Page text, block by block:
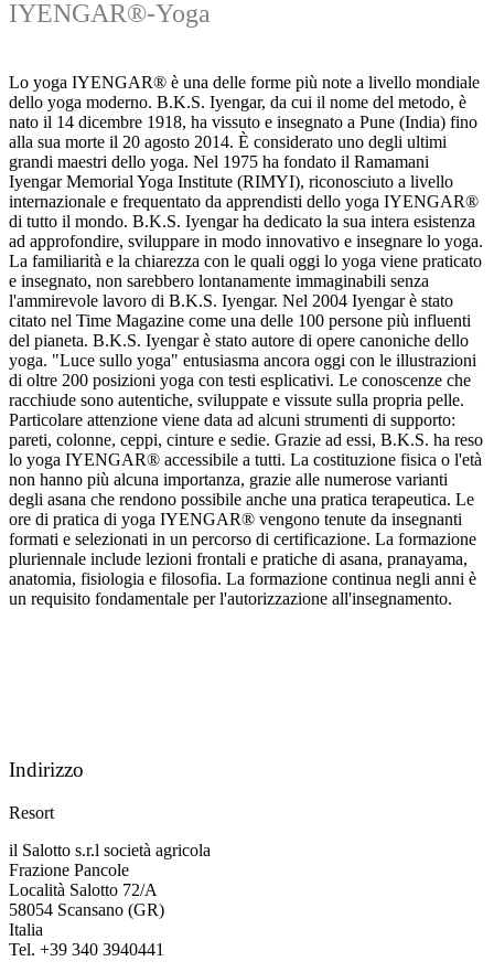
IYENGAR®-Yoga
Lo yoga IYENGAR® è una delle forme più note a livello mondiale
dello yoga moderno. B.K.S. Iyengar, da cui il nome del metodo, è
nato il 14 dicembre 1918, ha vissuto e insegnato a Pune (India) fino
alla sua morte il 20 agosto 2014. È considerato uno degli ultimi
grandi maestri dello yoga. Nel 1975 ha fondato il Ramamani
Iyengar Memorial Yoga Institute (RIMYI), riconosciuto a livello
internazionale e frequentato da apprendisti dello yoga IYENGAR®
di tutto il mondo. B.K.S. Iyengar ha dedicato la sua intera esistenza
ad approfondire, sviluppare in modo innovativo e insegnare lo yoga.
La familiarità e la chiarezza con le quali oggi lo yoga viene praticato
e insegnato, non sarebbero lontanamente immaginabili senza
l'ammirevole lavoro di B.K.S. Iyengar. Nel 2004 Iyengar è stato
citato nel Time Magazine come una delle 100 persone più influenti
del pianeta. B.K.S. Iyengar è stato autore di opere canoniche dello
yoga. "Luce sullo yoga" entusiasma ancora oggi con le illustrazioni
di oltre 200 posizioni yoga con testi esplicativi. Le conoscenze che
racchiude sono autentiche, sviluppate e vissute sulla propria pelle.
Particolare attenzione viene data ad alcuni strumenti di supporto:
pareti, colonne, ceppi, cinture e sedie. Grazie ad essi, B.K.S. ha reso
lo yoga IYENGAR® accessibile a tutti. La costituzione fisica o l'età
non hanno più alcuna importanza, grazie alle numerose varianti
degli asana che rendono possibile anche una pratica terapeutica. Le
ore di pratica di yoga IYENGAR® vengono tenute da insegnanti
formati e selezionati in un percorso di certificazione. La formazione
pluriennale include lezioni frontali e pratiche di asana, pranayama,
anatomia, fisiologia e filosofia. La formazione continua negli anni è
un requisito fondamentale per l'autorizzazione all'insegnamento.
Indirizzo
Resort
il Salotto s.r.l società agricola
Frazione Pancole
Località Salotto 72/A
58054 Scansano (GR)
Italia
Tel. +39 340 3940441